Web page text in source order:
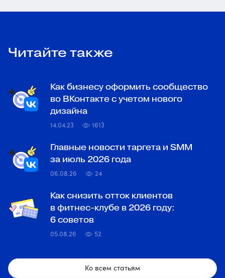
Читайте также
Как бизнесу оформить сообщество
во ВКонтакте с учетом нового
дизайна
14.04.23 1613
Главные новости таргета и SMM
за июль 2026 года
06.08.26 24
Как снизить отток клиентов
в фитнес-клубе в 2026 году:
6 советов
05.08.26 52
Ко всем статьям